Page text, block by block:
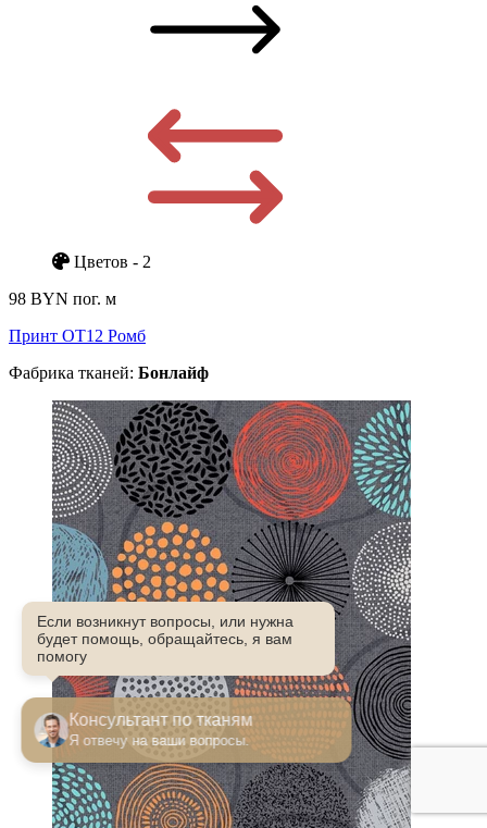
Если возникнут вопросы, или нужна
будет помощь, обращайтесь, я вам
помогу
Консультант по тканям
Я отвечу на ваши вопросы.
Цветов - 2
98 BYN пог. м
Принт ОТ12 Ромб
Фабрика тканей: Бонлайф